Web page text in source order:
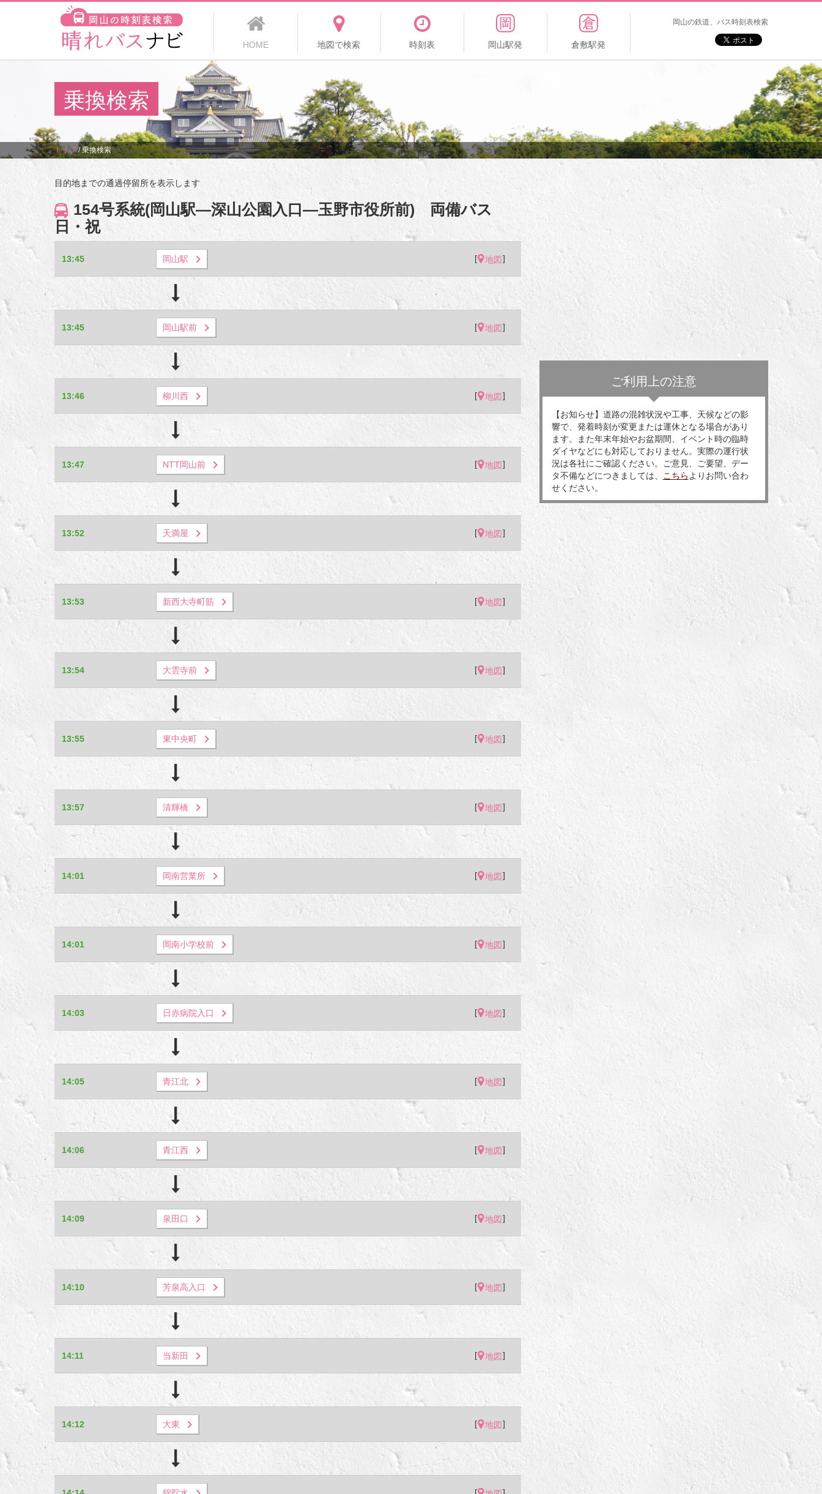
HOME 地図で検索 時刻表 岡山駅発 倉敷駅発
岡山の鉄道、バス時刻表検索
乗換検索
トップ/乗換検索
目的地までの通過停留所を表示します
154号系統(岡山駅―深山公園入口―玉野市役所前) 両備バス
日・祝
13:45 岡山駅 [ 地図]
13:45 岡山駅前 [ 地図]
13:46 柳川西 [ 地図]
13:47 NTT岡山前 [ 地図]
13:52 天満屋 [ 地図]
13:53 新西大寺町筋 [ 地図]
13:54 大雲寺前 [ 地図]
13:55 東中央町 [ 地図]
13:57 清輝橋 [ 地図]
14:01 岡南営業所 [ 地図]
14:01 岡南小学校前 [ 地図]
14:03 日赤病院入口 [ 地図]
14:05 青江北 [ 地図]
14:06 青江西 [ 地図]
14:09 泉田口 [ 地図]
14:10 芳泉高入口 [ 地図]
14:11 当新田 [ 地図]
14:12 大東 [ 地図]
ご利用上の注意
【お知らせ】道路の混雑状況や工事、天候などの影
響で、発着時刻が変更または運休となる場合があり
ます。また年末年始やお盆期間、イベント時の臨時
ダイヤなどにも対応しておりません。実際の運行状
況は各社にご確認ください。ご意見、ご要望、デー
タ不備などにつきましては、
こちら よりお問い合わ
せください。